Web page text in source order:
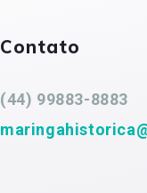
Contato
(44) 99883-8883